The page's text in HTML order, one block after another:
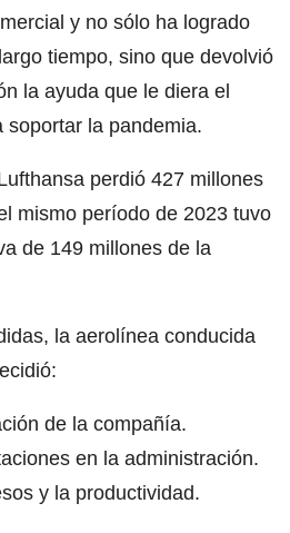
y no sólo ha logrado
tiempo, sino que devolvió
la ayuda que le diera el
soportar la pandemia.
perdió 427 millones
mismo período de 2023 tuvo
de 149 millones de la
la aerolínea conducida
de la compañía.
en la administración.
y la productividad.